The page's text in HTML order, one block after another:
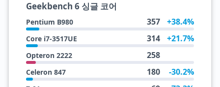
Geekbench 6 싱글 코어
Pentium B980 357 +38.4%
Core i7-3517UE 314 +21.7%
Opteron 2222 258
Celeron 847 180 -30.2%